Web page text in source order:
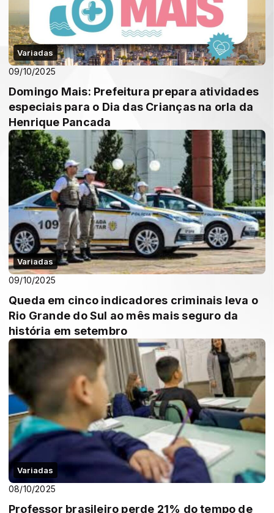
Variadas
09/10/2025
Domingo Mais: Prefeitura prepara atividades
especiais para o Dia das Crianças na orla da
Henrique Pancada
Variadas
09/10/2025
Queda em cinco indicadores criminais leva o
Rio Grande do Sul ao mês mais seguro da
história em setembro
Variadas
08/10/2025
Professor brasileiro perde 21% do tempo de